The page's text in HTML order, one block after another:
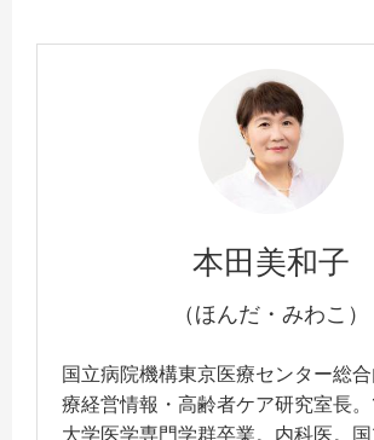
本田美和子
（ほんだ・みわこ）
国立病院機構東京医療センター総
療経営情報・高齢者ケア研究室長
大学医学専門学群卒業。内科医。